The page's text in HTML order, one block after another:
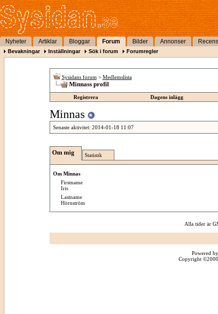
Nyheter Artiklar Bloggar Forum Bilder Annonser
Bevakningar Inställningar Sök i forum Forumregler
Sysidans forum > Medlemslista
Minnass profil
Registrera Dagens inlägg
Minnas
Senaste aktivitet: 2014-01-18 11:07
Om mig Statistik
Om Minnas
Firstname
Iris
Lastname
Hörnström
Alla tider är
Powered
Copyright